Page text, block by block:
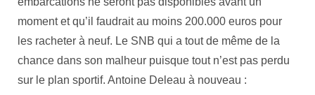
moment et qu’il faudrait au moins 200.000 euros pour
les racheter à neuf. Le SNB qui a tout de même de la
chance dans son malheur puisque tout n’est pas perdu
sur le plan sportif. Antoine Deleau à nouveau :